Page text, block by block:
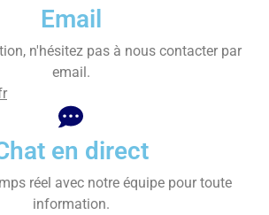
Email
n'hésitez pas à nous contacter par
email.
en direct
réel avec notre équipe pour toute
information.